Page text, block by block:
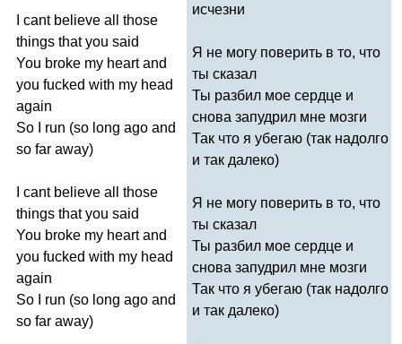
cant believe all
those
things that you said
You broke my heart and
you fucked with my head
again
So
run (so long ago and
so far away)
cant believe all
those
things that you said
You broke my heart and
you fucked with my head
again
So
run (so long ago and
so far away)
исчезни
Я не могу поверить в то, что
ты сказал
Ты разбил мое сердце и
снова запудрил мне мозги
Так что я убегаю (так надолго
и так далеко)
Я не могу поверить в то, что
ты сказал
Ты разбил мое сердце и
снова запудрил мне мозги
Так что я убегаю (так надолго
и так далеко)